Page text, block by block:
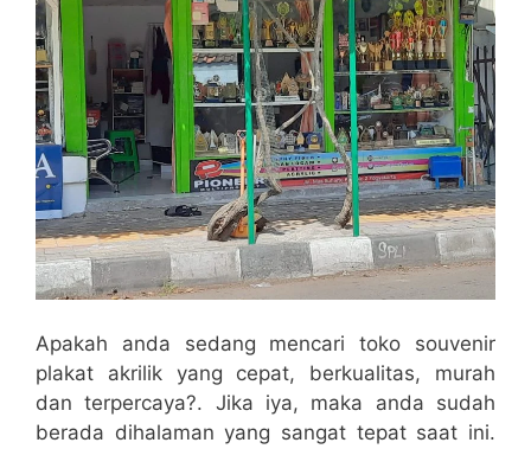
Apakah anda sedang mencari toko souvenir
plakat akrilik yang cepat, berkualitas, murah
dan terpercaya?. Jika iya, maka anda sudah
berada dihalaman yang sangat tepat saat ini.